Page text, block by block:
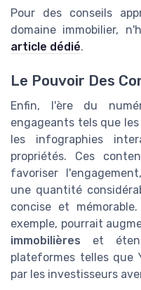
Pour des conseils
domaine immobilier,
article dédié.
Le Pouvoir Des
Enfin, l'ère du
engageants tels que
les infographies
propriétés. Ces
favoriser
une quantité
concise et
exemple, pourrait
immobilières et
plateformes telles que
par les investisseurs